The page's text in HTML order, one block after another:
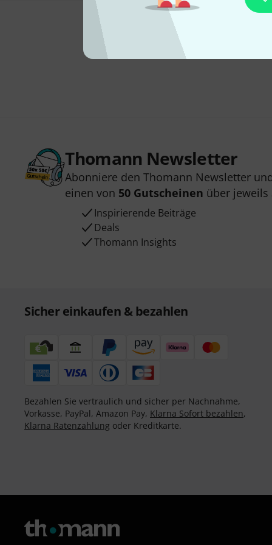
Thomann Newsletter
Abonniere den Thomann Newsletter
einen von 50 Gutscheinen über jeweils
Inspirierende Beiträge
Deals
Thomann Insights
Sicher einkaufen & bezahlen
Bezahlen Sie vertraulich und sicher per Nachnahme,
Vorkasse, PayPal, Amazon Pay, Klarna Sofort bezahlen,
Klarna Ratenzahlung oder Kreditkarte.